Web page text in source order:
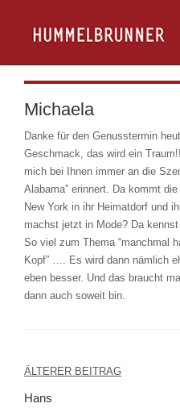
Michaela
Danke für den Genusstermin
Geschmack, das wird ein
mich bei Ihnen immer an die
Alabama” erinnert. Da kommt
New York in ihr Heimatdorf und
machst jetzt in Mode? Da
So viel zum Thema “manchmal
Kopf” …. Es wird dann nämlich
eben besser. Und das braucht
dann auch soweit bin.
ÄLTERER BEITRAG
Hans